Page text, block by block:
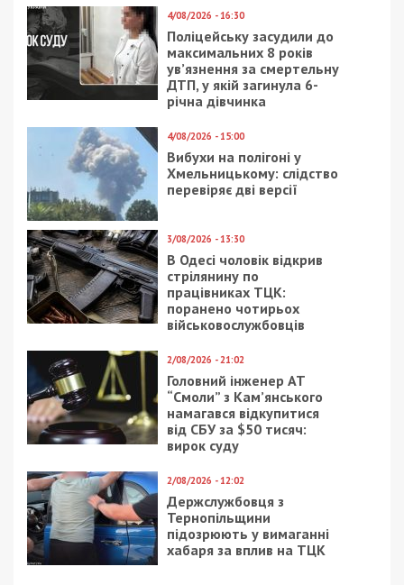
4/08/2026 - 16:30
Поліцейську засудили до
максимальних 8 років
ув’язнення за смертельну
ДТП, у якій загинула 6-
річна дівчинка
4/08/2026 - 15:00
Вибухи на полігоні у
Хмельницькому: слідство
перевіряє дві версії
3/08/2026 - 13:30
В Одесі чоловік відкрив
стрілянину по
працівниках ТЦК:
поранено чотирьох
військовослужбовців
2/08/2026 - 21:02
Головний інженер АТ
“Смоли” з Кам’янського
намагався відкупитися
від СБУ за $50 тисяч:
вирок суду
2/08/2026 - 12:02
Держслужбовця з
Тернопільщини
підозрюють у вимаганні
хабаря за вплив на ТЦК